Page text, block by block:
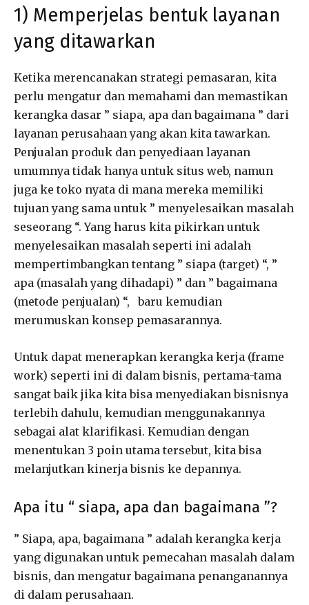
1) Memperjelas bentuk layanan
yang ditawarkan
Ketika merencanakan strategi pemasaran, kita
perlu mengatur dan memahami dan memastikan
kerangka dasar ” siapa, apa dan bagaimana ” dari
layanan perusahaan yang akan kita tawarkan.
Penjualan produk dan penyediaan layanan
umumnya tidak hanya untuk situs web, namun
juga ke toko nyata di mana mereka memiliki
tujuan yang sama untuk ” menyelesaikan masalah
seseorang “. Yang harus kita pikirkan untuk
menyelesaikan masalah seperti ini adalah
mempertimbangkan tentang ” siapa (target) “, ”
apa (masalah yang dihadapi) ” dan ” bagaimana
(metode penjualan) “, baru kemudian
merumuskan konsep pemasarannya.
Untuk dapat menerapkan kerangka kerja (frame
work) seperti ini di dalam bisnis, pertama-tama
sangat baik jika kita bisa menyediakan bisnisnya
terlebih dahulu, kemudian menggunakannya
sebagai alat klarifikasi. Kemudian dengan
menentukan 3 poin utama tersebut, kita bisa
melanjutkan kinerja bisnis ke depannya.
Apa itu “ siapa, apa dan bagaimana ”?
” Siapa, apa, bagaimana ” adalah kerangka kerja
yang digunakan untuk pemecahan masalah dalam
bisnis, dan mengatur bagaimana penanganannya
di dalam perusahaan.